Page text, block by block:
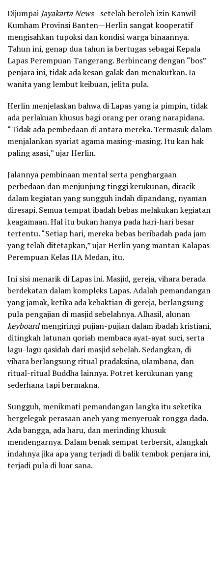
Dijumpai Jayakarta News–setelah beroleh izin Kanwil
Kumham Provinsi Banten—Herlin sangat kooperatif
mengisahkan tupoksi dan kondisi warga binaannya.
Tahun ini, genap dua tahun ia bertugas sebagai Kepala
Lapas Perempuan Tangerang. Berbincang dengan “bos”
penjara ini, tidak ada kesan galak dan menakutkan. Ia
wanita yang lembut keibuan, jelita pula.
Herlin menjelaskan bahwa di Lapas yang ia pimpin, tidak
ada perlakuan khusus bagi orang per orang narapidana.
“Tidak ada pembedaan di antara mereka. Termasuk dalam
menjalankan syariat agama masing-masing. Itu kan hak
paling asasi,” ujar Herlin.
Jalannya pembinaan mental serta penghargaan
perbedaan dan menjunjung tinggi kerukunan, diracik
dalam kegiatan yang sungguh indah dipandang, nyaman
diresapi. Semua tempat ibadah bebas melakukan kegiatan
keagamaan. Hal itu bukan hanya pada hari-hari besar
tertentu. “Setiap hari, mereka bebas beribadah pada jam
yang telah ditetapkan,” ujar Herlin yang mantan Kalapas
Perempuan Kelas IIA Medan, itu.
Ini sisi menarik di Lapas ini. Masjid, gereja, vihara berada
berdekatan dalam kompleks Lapas. Adalah pemandangan
yang jamak, ketika ada kebaktian di gereja, berlangsung
pula pengajian di masjid sebelahnya. Alhasil, alunan
keyboardmengiringi pujian-pujian dalam ibadah kristiani,
ditingkah latunan qoriah membaca ayat-ayat suci, serta
lagu-lagu qasidah dari masjid sebelah. Sedangkan, di
vihara berlangsung ritual pradaksina, ulambana, dan
ritual-ritual Buddha lainnya. Potret kerukunan yang
sederhana tapi bermakna.
Sungguh, menikmati pemandangan langka itu seketika
bergelegak perasaan aneh yang menyeruak rongga dada.
Ada bangga, ada haru, dan merinding khusuk
mendengarnya. Dalam benak sempat terbersit, alangkah
indahnya jika apa yang terjadi di balik tembok penjara ini,
terjadi pula di luar sana.